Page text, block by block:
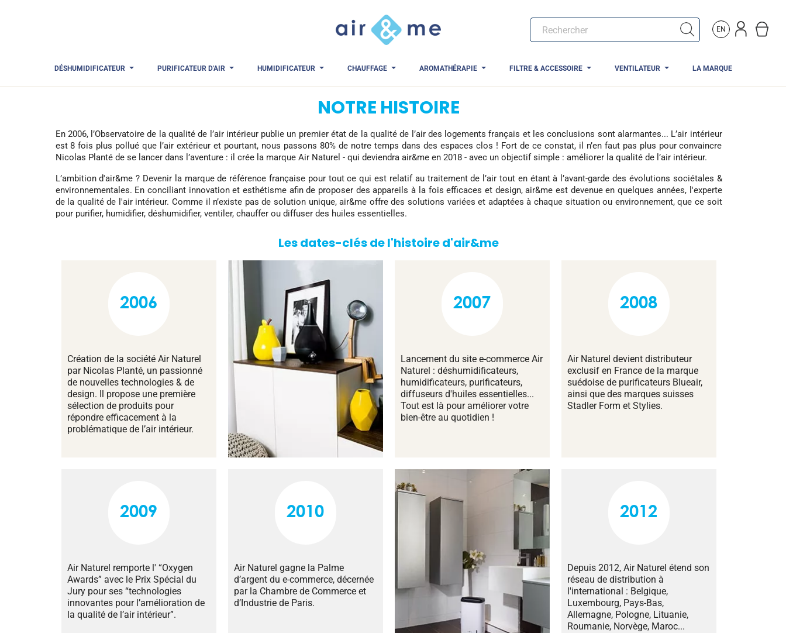
EN
DÉSHUMIDIFICATEUR PURIFICATEUR D'AIR HUMIDIFICATEUR CHAUFFAGE AROMATHÉRAPIE FILTRE & ACCESSOIRE VENTILATEUR LA MARQUE
NOTRE HISTOIRE
En 2006, l’Observatoire de la qualité de l’air intérieur publie un premier état de la qualité de l’air des logements français et les conclusions sont alarmantes... L’air intérieur
est 8 fois plus pollué que l’air extérieur et pourtant, nous passons 80% de notre temps dans des espaces clos ! Fort de ce constat, il n’en faut pas plus pour convaincre
Nicolas Planté de se lancer dans l’aventure : il crée la marque Air Naturel - qui deviendra air&me en 2018 - avec un objectif simple : améliorer la qualité de l’air intérieur.
L’ambition d'air&me ? Devenir la marque de référence française pour tout ce qui est relatif au traitement de l’air tout en étant à l’avant-garde des évolutions sociétales &
environnementales. En conciliant innovation et esthétisme afin de proposer des appareils à la fois efficaces et design, air&me est devenue en quelques années, l'experte
de la qualité de l'air intérieur. Comme il n’existe pas de solution unique, air&me offre des solutions variées et adaptées à chaque situation ou environnement, que ce soit
pour purifier, humidifier, déshumidifier, ventiler, chauffer ou diffuser des huiles essentielles.
Les dates-clés de l'histoire d'air&me
2006
Création de la société Air Naturel
par Nicolas Planté, un passionné
de nouvelles technologies & de
design. Il propose une première
sélection de produits pour
répondre efficacement à la
problématique de l’air intérieur.
2007
Lancement du site e-commerce Air
Naturel : déshumidificateurs,
humidificateurs, purificateurs,
diffuseurs d'huiles essentielles...
Tout est là pour améliorer votre
bien-être au quotidien !
2008
Air Naturel devient distributeur
exclusif en France de la marque
suédoise de purificateurs Blueair,
ainsi que des marques suisses
Stadler Form et Stylies.
2009
Air Naturel remporte l' “Oxygen
Awards” avec le Prix Spécial du
Jury pour ses “technologies
innovantes pour l’amélioration de
la qualité de l’air intérieur”.
2010
Air Naturel gagne la Palme
d’argent du e-commerce, décernée
par la Chambre de Commerce et
d’Industrie de Paris.
2012
Depuis 2012, Air Naturel étend son
réseau de distribution à
l'international : Belgique,
Luxembourg, Pays-Bas,
Allemagne, Pologne, Lituanie,
Roumanie, Norvège, Maroc...